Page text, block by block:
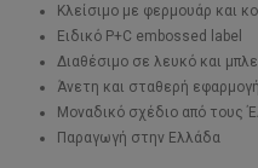
Κλείσιμο με φερμουάρ και
Ειδικό P+C embossed label
Διαθέσιμο σε λευκό και
Άνετη και σταθερή εφαρμογή
Μοναδικό σχέδιο από τους
Παραγωγή στην Ελλάδα